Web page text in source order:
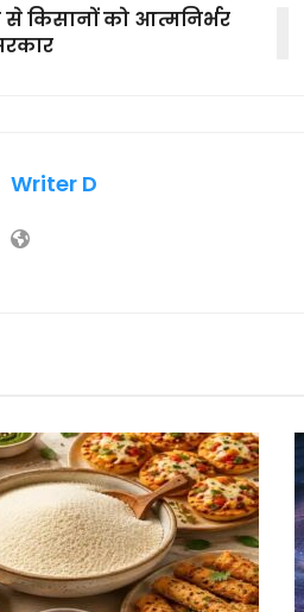
किसानों को आत्मनिर्भर
Writer D